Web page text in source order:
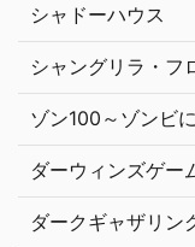
シャドーハウス
シャングリラ・フ
ゾン100～ゾンビ
ダーウィンズゲー
ダークギャザリン